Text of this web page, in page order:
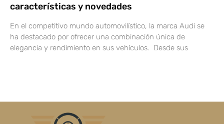
características y novedades
En el competitivo mundo automovilístico, la marca Audi se
ha destacado por ofrecer una combinación única de
elegancia y rendimiento en sus vehículos. Desde sus